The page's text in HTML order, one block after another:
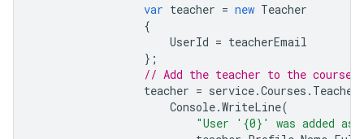
var teacher = new Teacher
{
UserId = teacherEmail
};
// Add the teacher to the course.
teacher = service.Courses .
Console.WriteLine(
"User '{0}' was added